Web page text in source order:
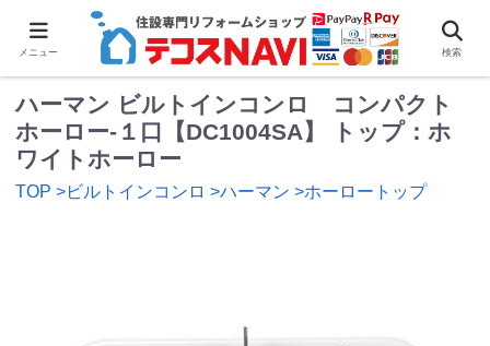
ハーマン ビルトインコンロ コンパクト
ホーロー-１口【DC1004SA】 トップ：ホ
ワイトホーロー
TOP >ビルトインコンロ >ハーマン >ホーロートップ
メニュー 検索